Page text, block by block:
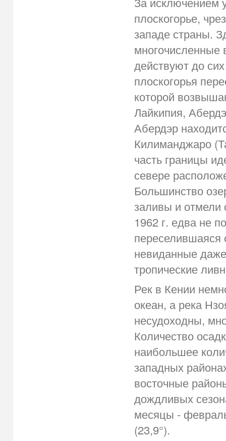
плоскогорье,
западе страны.
многочисленные
действуют до
плоскогорья
которой
Лайкипия,
Абердэр
Килиманджаро
часть границы
севере
Большинство
заливы и отмели
1962 г. едва не
переселившаяся
невиданные
тропические
Рек в Кении
океан, а река
несудоходны,
Количество
наибольшее
западных
восточные
дождливых
месяцы -
(23,9°).